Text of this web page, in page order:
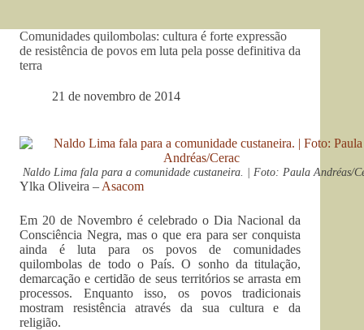
Comunidades quilombolas: cultura é forte expressão
de resistência de povos em luta pela posse definitiva da
terra
21 de novembro de 2014
Naldo Lima fala para a comunidade custaneira. | Foto: Paula Andréas/
Ylka Oliveira – Asacom
Em 20 de Novembro é celebrado o Dia Nacional da
Consciência Negra, mas o que era para ser conquista
ainda é luta para os povos de comunidades
quilombolas de todo o País. O sonho da titulação,
demarcação e certidão de seus territórios se arrasta em
processos. Enquanto isso, os povos tradicionais
mostram resistência através da sua cultura e da
religião.